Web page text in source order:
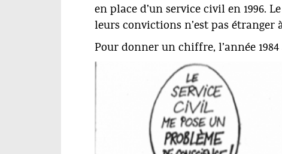
en place d’un service civil en 1996.
leurs convictions n’est pas étranger
Pour donner un chiffre, l’année